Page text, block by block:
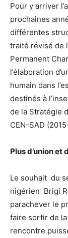
Pour y arriver
prochaines
différentes
traité révisé de
Permanent
l’élaboration
humain dans
destinés à
de la Stratégie
CEN-SAD
Plus d’union et
Le souhait du
nigérien Brigi
parachever le
faire sortir de
rencontre